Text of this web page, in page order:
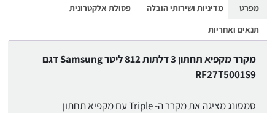
מפרט מדיניות ושירותי הובלה
פסולת אלקטרונית
תנאים ואחריות
מקרר מקפיא תחתון 3 דלתות 812 ליטר Samsung דגם
RF27T5001S9
סמסונג מציגה את מקרר ה- Triple עם מקפיא תחתון